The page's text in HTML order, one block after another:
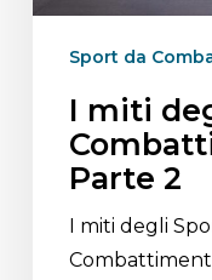
Sport da
I miti
Parte 2
I miti degli